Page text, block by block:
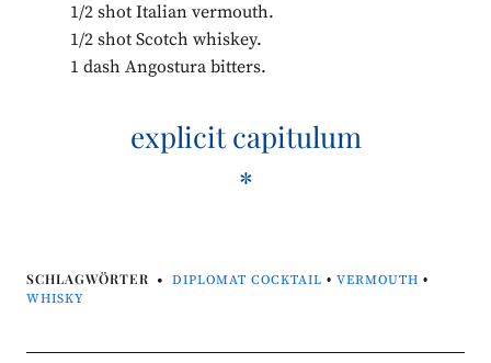
1/2 shot Italian vermouth.
1/2 shot Scotch whiskey.
1 dash Angostura bitters.
explicit capitulum
*
SCHLAGWÖRTER DIPLOMAT COCKTAIL • VERMOUTH •
WHISKY